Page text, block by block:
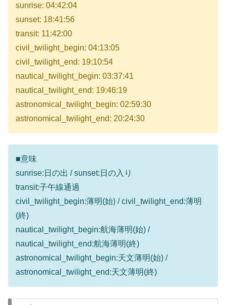
sunrise: 04:42:04
sunset: 18:41:56
transit: 11:42:00
civil_twilight_begin: 04:13:05
civil_twilight_end: 19:10:54
nautical_twilight_begin: 03:37:41
nautical_twilight_end: 19:46:19
astronomical_twilight_begin: 02:59:30
astronomical_twilight_end: 20:24:30
■意味
sunrise:日の出 / sunset:日の入り
transit:子午線通過
civil_twilight_begin:薄明(始) / civil_twilight_end:薄明
(終)
nautical_twilight_begin:航海薄明(始) /
nautical_twilight_end:航海薄明(終)
astronomical_twilight_begin:天文薄明(始) /
astronomical_twilight_end:天文薄明(終)